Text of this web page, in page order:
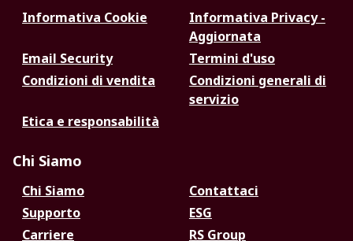
Informativa Cookie
Informativa Privacy -
Aggiornata
Email Security
Termini d'uso
Condizioni di vendita
Condizioni generali di
servizio
Etica e responsabilità
Chi Siamo
Chi Siamo
Contattaci
Supporto
ESG
Carriere
RS Group